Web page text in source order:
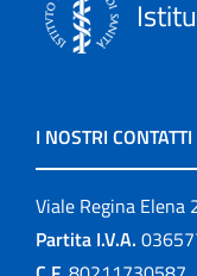
I NOSTRI CONTATTI
Viale Regina Elena
Partita I.V.A.